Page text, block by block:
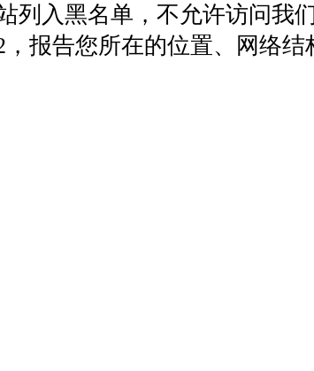
列入黑名单，不允许访问我
，报告您所在的位置、网络